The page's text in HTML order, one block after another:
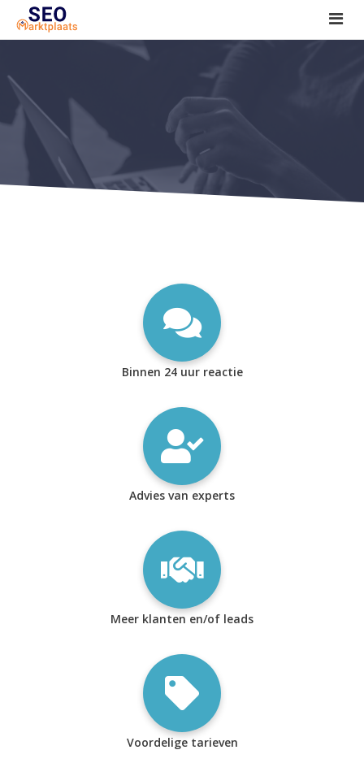
SEO tools reviews
Marketeer bij jou in de buurt?
Offerte
1. Seo voor beginners +
2. Onderzoeken +
Binnen 24 uur reactie
Advies van experts
Meer klanten en/of leads
Voordelige tarieven